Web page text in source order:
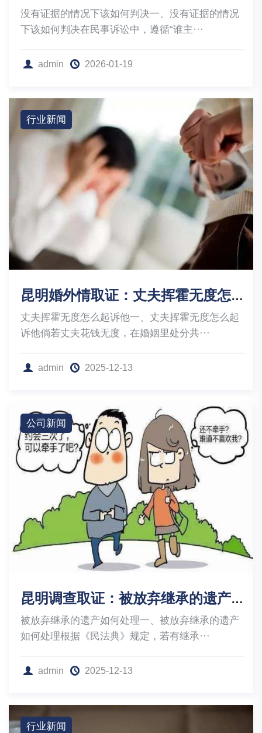
没有证据的情况下该如何判决一、没有证据的情况
下该如何判决在民事诉讼中，遵循“谁主···
admin 2026-01-19
行业新闻
昆明婚外情取证：丈夫挥霍无度怎么起诉他
丈夫挥霍无度怎么起诉他一、丈夫挥霍无度怎么起
诉他倘若丈夫花钱无度，在婚姻里处分共···
admin 2025-12-13
公司新闻
昆明调查取证：被放弃继承的遗产如何处理
被放弃继承的遗产如何处理一、被放弃继承的遗产
如何处理根据《民法典》规定，若有继承···
admin 2025-12-13
行业新闻